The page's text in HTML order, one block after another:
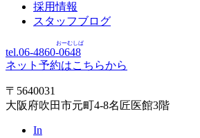
採用情報
スタッフブログ
tel.06-4860-0648
おーむしば
ネット予約はこちらから
〒5640031
大阪府吹田市元町4-8名匠医館3階
In